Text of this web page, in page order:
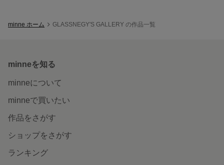
minne ホーム GLASSNEGY'S GALLERY の作品一覧
minneを知る
minneについて
minneで買いたい
作品をさがす
ショップをさがす
ランキング